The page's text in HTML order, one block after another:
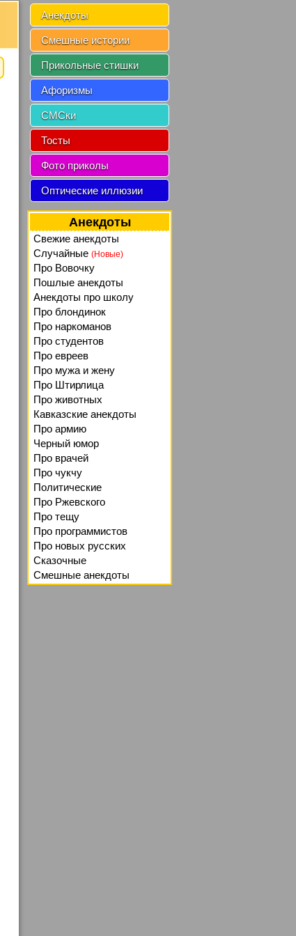
Анекдоты
Смешные истории
Прикольные стишки
Афоризмы
СМСки
Тосты
Фото приколы
Оптические иллюзии
Анекдоты
Свежие анекдоты
Случайные (Новые)
Про Вовочку
Пошлые анекдоты
Анекдоты про школу
Про блондинок
Про наркоманов
Про студентов
Про евреев
Про мужа и жену
Про Штирлица
Про животных
Кавказские анекдоты
Про армию
Черный юмор
Про врачей
Про чукчу
Политические
Про Ржевского
Про тещу
Про программистов
Про новых русских
Сказочные
Смешные анекдоты